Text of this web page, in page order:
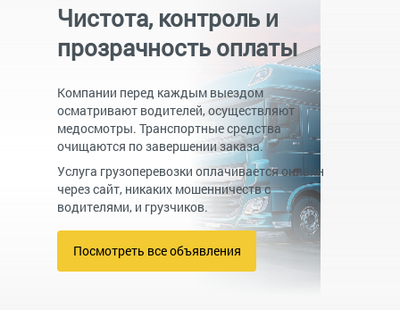
Чистота, контроль и
прозрачность оплаты
Компании перед каждым выездом
осматривают водителей, осуществляют
медосмотры. Транспортные средства
очищаются по завершении заказа.
Услуга грузоперевозки оплачивается онлайн
через сайт, никаких мошенничеств с
водителями, и грузчиков.
Посмотреть все объявления